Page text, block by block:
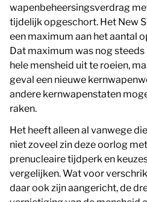
wapenbeheersingsverdrag
tijdelijk opgeschort. Het New
een maximum aan het aantal
Dat maximum was nog
hele mensheid uit te roeien,
geval een nieuwe
andere kernwapenstaten
raken.
Het heeft alleen al vanwege
niet zoveel zin deze oorlog
prenucleaire tijdperk en
vergelijken. Wat voor
daar ook zijn aangericht, de